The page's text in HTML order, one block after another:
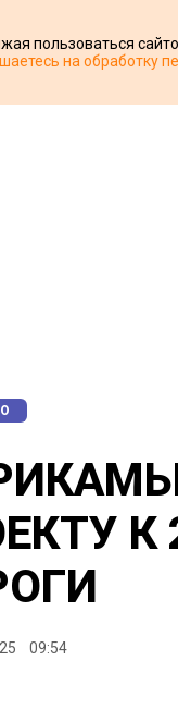
пользоваться
на обработку
К
09:54